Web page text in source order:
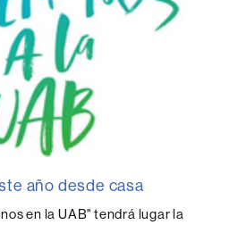
año desde casa
en la UAB" tendrá lugar la